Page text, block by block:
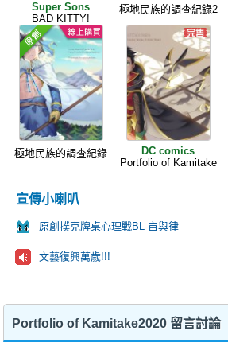
Super Sons
BAD KITTY!
極地民族的調查紀錄2
極地民族的調查紀錄
DC comics
Portfolio of Kamitake
宣傳小喇叭
原創撲克牌桌心理戰BL-宙與律
文藝復興萬歲!!!
Portfolio of Kamitake2020 留言討論